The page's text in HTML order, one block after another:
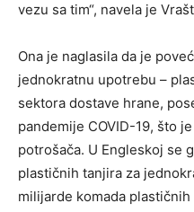
vezu sa tim“, navela je
Ona je naglasila da je
jednokratnu upotrebu –
sektora dostave hrane,
pandemije COVID-19, što
potrošača. U Engleskoj se
plastičnih tanjira za
milijarde komada